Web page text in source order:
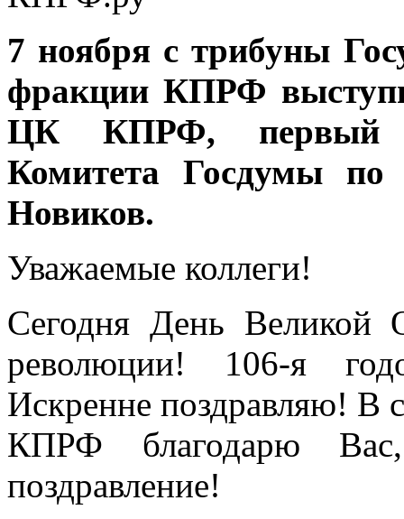
7 ноября с трибуны
фракции КПРФ
ЦК КПРФ, первый
Комитета Госдумы
Новиков.
Уважаемые коллеги!
Сегодня День Великой
революции! 106-я
Искренне поздравляю! В
КПРФ благодарю
поздравление!